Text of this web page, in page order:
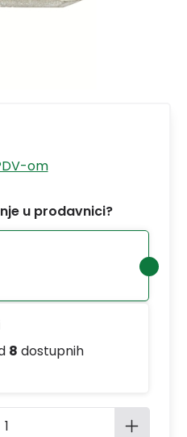
om
u prodavnici?
8 dostupnih
Unesite